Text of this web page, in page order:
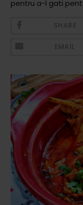
Mezeluri
Băuturi reci
Cocktail-uri
Smoothies
Ceva Dulce
Biscuiți, Bomboane și
Fursecuri
Brioșe și Checuri
Budinci, Jeleuri și
pentru a-l gati